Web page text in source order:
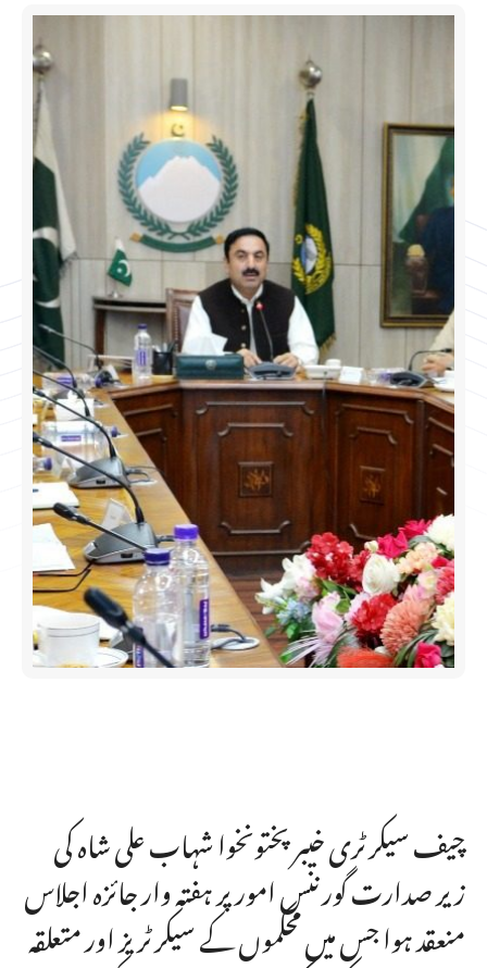
چیف سیکرٹری خیبرپختونخوا شہاب علی شاہ کی
زیر صدارت گورننس امور پر ہفتہ وار جائزہ اجلاس
منعقد ہوا جس میں محکموں کے سیکرٹریز اور متعلقہ